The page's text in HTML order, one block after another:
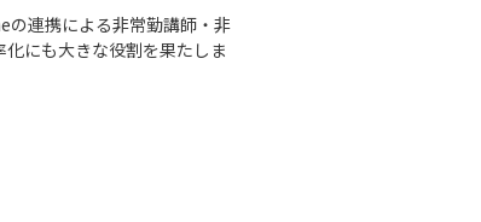
連携による非常勤講師・非
にも大きな役割を果たしま